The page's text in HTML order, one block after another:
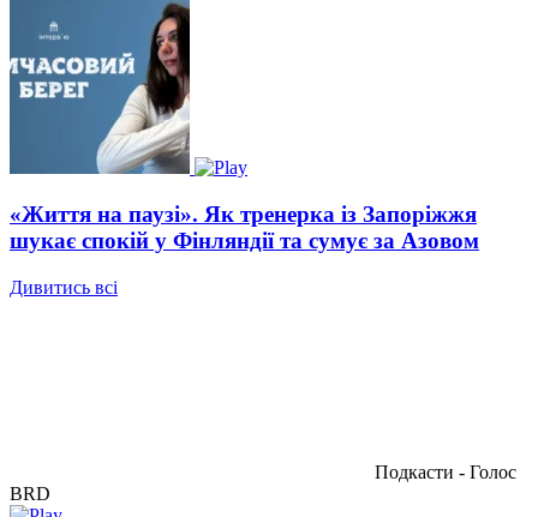
«Життя на паузі». Як тренерка із Запоріжжя
шукає спокій у Фінляндії та сумує за Азовом
Дивитись всі
Подкасти - Голос
BRD